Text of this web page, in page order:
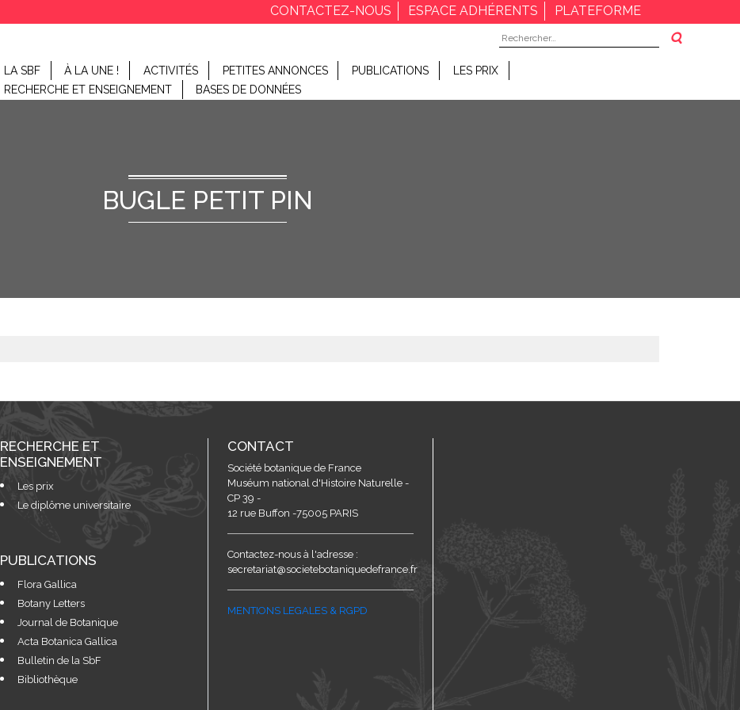
CONTACTEZ-NOUS ESPACE ADHÉRENTS
PLATEFORME
Rechercher :
LA SBF À LA UNE ! ACTIVITÉS PETITES ANNONCES PUBLICATIONS
LES PRIX
RECHERCHE ET ENSEIGNEMENT
BASES DE DONNÉES
BUGLE PETIT PIN
RECHERCHE ET
ENSEIGNEMENT
Les prix
Le diplôme universitaire
PUBLICATIONS
Flora Gallica
Botany Letters
Journal de Botanique
Acta Botanica Gallica
Bulletin de la SbF
Bibliothèque
CONTACT
Société botanique de France
Muséum national d'Histoire Naturelle -
CP 39 -
12 rue Buffon -75005 PARIS
Contactez-nous à l'adresse :
secretariat@societebotaniquedefrance.fr
MENTIONS LEGALES & RGPD